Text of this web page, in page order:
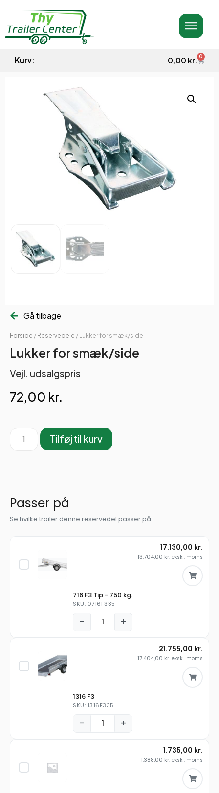
Kurv: 0,00 kr. 0
Gå tilbage
Forside / Reservedele / Lukker for smæk/side
Lukker for smæk/side
Vejl. udsalgspris
72,00 kr.
Tilføj til kurv
Passer på
Se hvilke trailer denne reservedel passer på.
716 F3 Tip - 750 kg.
SKU: 0716F335
− +
17.130,00 kr.
13.704,00 kr. ekskl. moms
1316 F3
SKU: 1316F335
− +
21.755,00 kr.
17.404,00 kr. ekskl. moms
1.735,00 kr.
1.388,00 kr. ekskl. moms